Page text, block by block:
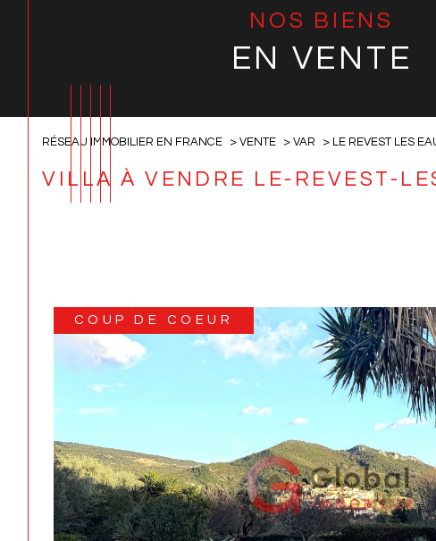
NOS BIENS
EN VENTE
RÉSEAU IMMOBILIER EN FRANCE VENTE VAR LE REVEST LES
VILLA À VENDRE LE-REVEST-
COUP DE COEUR